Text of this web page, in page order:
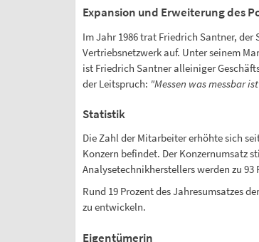
Expansion und Erweiterung des
Im Jahr 1986 trat Friedrich Santner,
Vertriebsnetzwerk auf. Unter seinem
ist Friedrich Santner alleiniger
der Leitspruch: "Messen was messbar
Statistik
Die Zahl der Mitarbeiter erhöhte sich
Konzern befindet. Der Konzernumsatz
Analysetechnikherstellers werden zu
Rund 19 Prozent des Jahresumsatzes
zu entwickeln.
Eigentümerin